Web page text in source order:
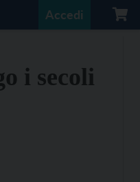
Accedi
i secoli